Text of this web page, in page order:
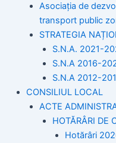
Asociația de
transport public
STRATEGIA
S.N.A. 2021-
S.N.A 2016-
S.N.A 2012-
CONSILIUL LOCAL
ACTE
HOTĂRÂRI DE
Hotărâri